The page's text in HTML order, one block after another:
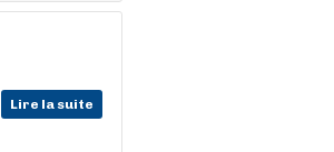
Lire la suite